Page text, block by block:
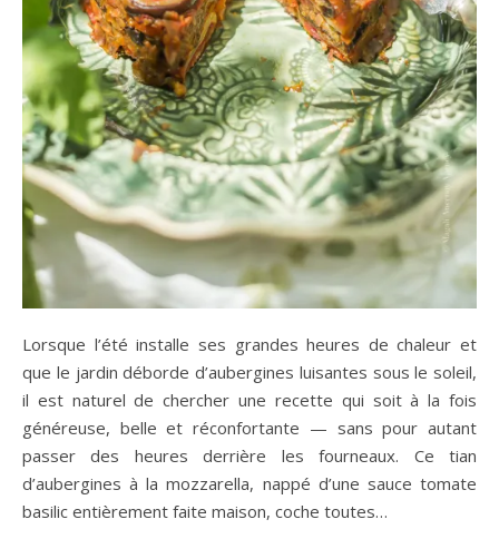
Lorsque l’été installe ses grandes heures de chaleur et
que le jardin déborde d’aubergines luisantes sous le soleil,
il est naturel de chercher une recette qui soit à la fois
généreuse, belle et réconfortante — sans pour autant
passer des heures derrière les fourneaux. Ce tian
d’aubergines à la mozzarella, nappé d’une sauce tomate
basilic entièrement faite maison, coche toutes…